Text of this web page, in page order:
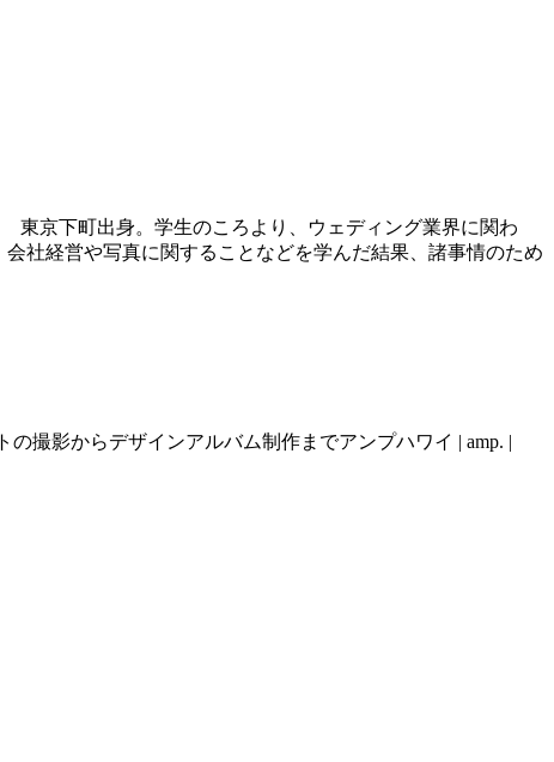
京下町出身。学生のころより、ウェディング業界に関わ
社経営や写真に関することなどを学んだ結果、諸事情のため
撮影からデザインアルバム制作までアンプハワイ | amp. |